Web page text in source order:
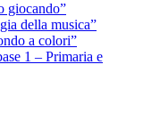
giocando”
della musica”
a colori”
1 – Primaria e